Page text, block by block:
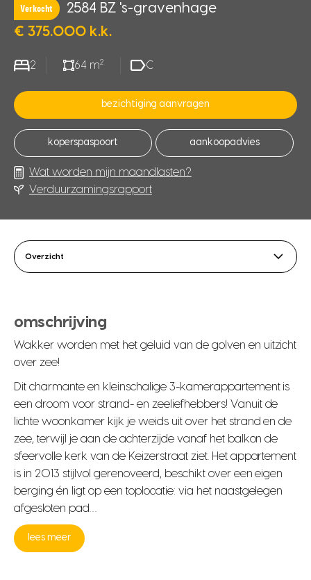
Verkocht
2584 BZ 's-gravenhage
€ 375.000 k.k.
2 64 m2 C
bezichtiging aanvragen
koperspaspoort aankoopadvies
Wat worden mijn maandlasten?
Verduurzamingsrapport
Overzicht
omschrijving
Wakker worden met het geluid van de golven en uitzicht
over zee!
Dit charmante en kleinschalige 3-kamerappartement is
een droom voor strand- en zeeliefhebbers! Vanuit de
lichte woonkamer kijk je weids uit over het strand en de
zee, terwijl je aan de achterzijde vanaf het balkon de
sfeervolle kerk van de Keizerstraat ziet. Het appartement
is in 2013 stijlvol gerenoveerd, beschikt over een eigen
berging én ligt op een toplocatie: via het naastgelegen
afgesloten pad…
lees meer